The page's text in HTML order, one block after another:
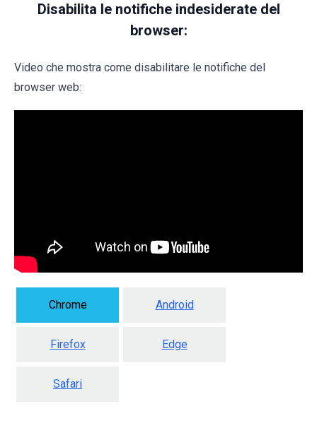
Disabilita le notifiche indesiderate del
browser:
Video che mostra come disabilitare le notifiche del
browser web:
Chrome Android
Firefox Edge
Safari